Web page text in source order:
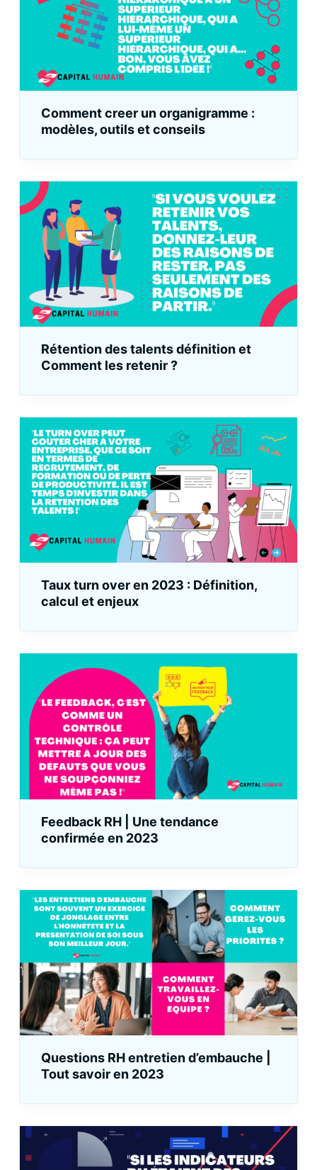
Comment creer un organigramme :
modèles, outils et conseils
Rétention des talents définition et
Comment les retenir ?
Taux turn over en 2023 : Définition,
calcul et enjeux
Feedback RH | Une tendance
confirmée en 2023
Questions RH entretien d’embauche |
Tout savoir en 2023